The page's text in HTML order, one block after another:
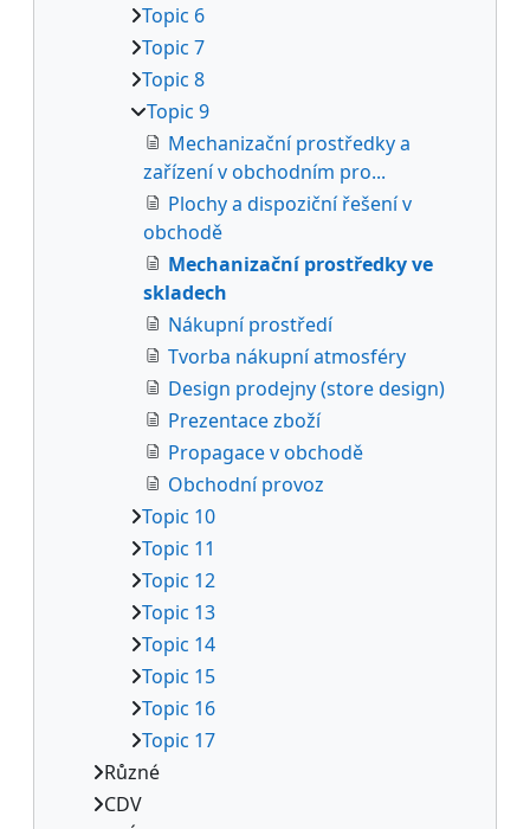
Topic 6
Topic 7
Topic 8
Topic 9
Mechanizační prostředky a
zařízení v obchodním pro...
Plochy a dispoziční řešení v
obchodě
Mechanizační prostředky ve
skladech
Nákupní prostředí
Tvorba nákupní atmosféry
Design prodejny (store design)
Prezentace zboží
Propagace v obchodě
Obchodní provoz
Topic 10
Topic 11
Topic 12
Topic 13
Topic 14
Topic 15
Topic 16
Topic 17
Různé
CDV